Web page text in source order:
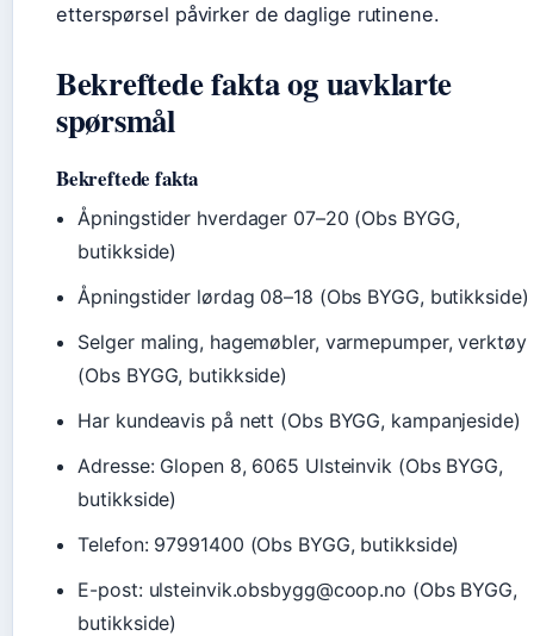
etterspørsel påvirker de daglige rutinene.
Bekreftede fakta og uavklarte
spørsmål
Bekreftede fakta
Åpningstider hverdager 07–20 (Obs BYGG,
butikkside)
Åpningstider lørdag 08–18 (Obs BYGG, butikkside)
Selger maling, hagemøbler, varmepumper, verktøy
(Obs BYGG, butikkside)
Har kundeavis på nett (Obs BYGG, kampanjeside)
Adresse: Glopen 8, 6065 Ulsteinvik (Obs BYGG,
butikkside)
Telefon: 97991400 (Obs BYGG, butikkside)
E-post: ulsteinvik.obsbygg@coop.no (Obs BYGG,
butikkside)